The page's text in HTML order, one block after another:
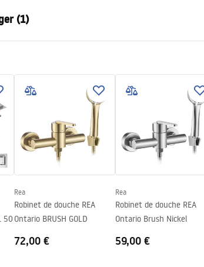
15x15
unilatéral(e) avec dessin
Nano Flex
120 mois pour la structure en
(1)
50
Rea
Robinet de douche REA
Ontario BRUSH GOLD
72,00 €
Rea
Robinet de douche REA
Ontario Brush Nickel
59,00 €